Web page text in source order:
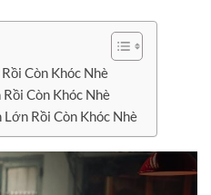
Còn Khóc Nhè
Còn Khóc Nhè
Rồi Còn Khóc Nhè